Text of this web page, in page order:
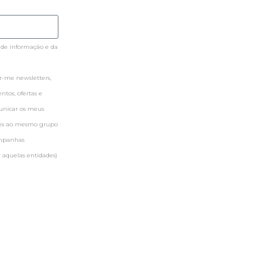
informação e da
me newsletters,
ofertas e
os meus
ao mesmo grupo
entidades)